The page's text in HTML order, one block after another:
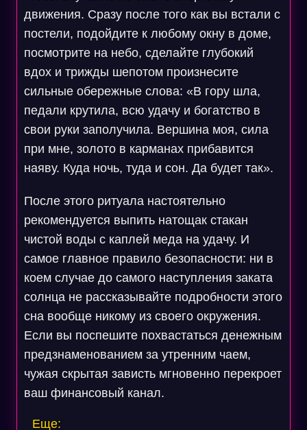
движения. Сразу после того как вы встали с
постели, подойдите к любому окну в доме,
посмотрите на небо, сделайте глубокий
вдох и трижды шепотом произнесите
сильные обережные слова: «В гору шла,
педали крутила, всю удачу и богатство в
свои руки заполучила. Вершина моя, сила
при мне, золото в карманах прибавится
наяву. Куда ночь, туда и сон. Да будет так».
После этого ритуала настоятельно
рекомендуется выпить натощак стакан
чистой воды с каплей меда на удачу. И
самое главное правило безопасности: ни в
коем случае до самого наступления заката
солнца не рассказывайте подробности этого
сна вообще никому из своего окружения.
Если вы поспешите похвастаться денежным
предзнаменованием за утренним чаем,
чужая скрытая зависть мгновенно перекроет
ваш финансовый канал.
Еще: